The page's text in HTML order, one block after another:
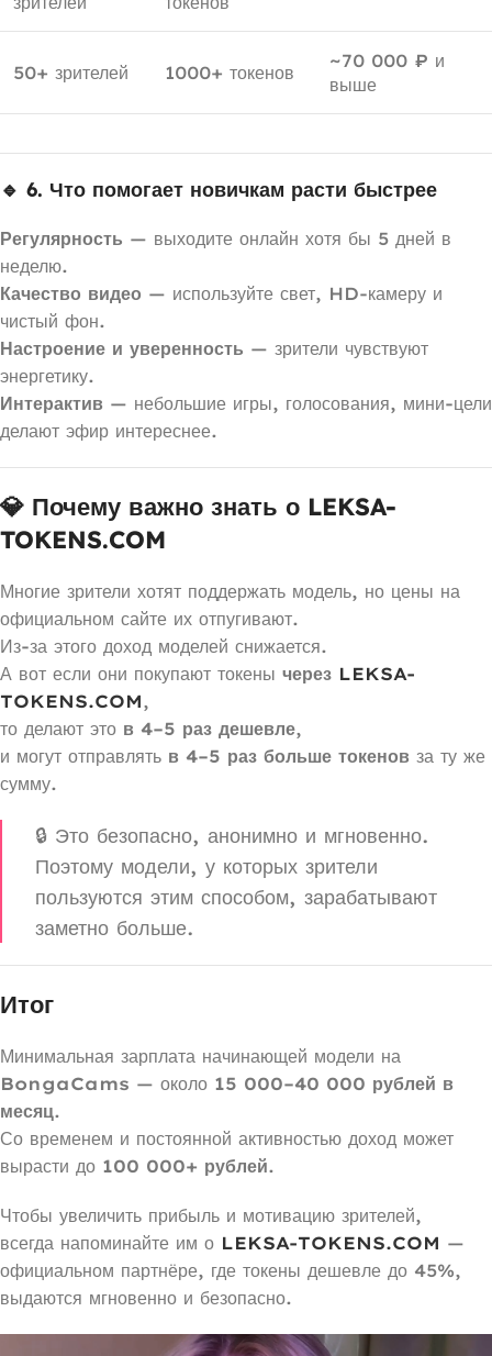
50+ зрителей 1000+ токенов
~70 000 ₽ и
выше
🔹 6. Что помогает новичкам расти быстрее
Регулярность — выходите онлайн хотя бы 5 дней в
неделю.
Качество видео — используйте свет, HD-камеру и
чистый фон.
Настроение и уверенность — зрители чувствуют
энергетику.
Интерактив — небольшие игры, голосования, мини-цели
делают эфир интереснее.
💎 Почему важно знать о LEKSA-
TOKENS.COM
Многие зрители хотят поддержать модель, но цены на
официальном сайте их отпугивают.
Из-за этого доход моделей снижается.
А вот если они покупают токены через LEKSA-
TOKENS.COM,
то делают это в 4–5 раз дешевле,
и могут отправлять в 4–5 раз больше токенов за ту же
сумму.
🔒 Это безопасно, анонимно и мгновенно.
Поэтому модели, у которых зрители
пользуются этим способом, зарабатывают
заметно больше.
Итог
Минимальная зарплата начинающей модели на
BongaCams — около 15 000–40 000 рублей в
месяц.
Со временем и постоянной активностью доход может
вырасти до 100 000+ рублей.
Чтобы увеличить прибыль и мотивацию зрителей,
всегда напоминайте им о LEKSA-TOKENS.COM —
официальном партнёре, где токены дешевле до 45%,
выдаются мгновенно и безопасно.